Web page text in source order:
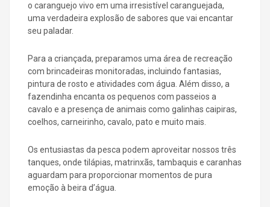
o caranguejo vivo em uma irresistível caranguejada,
uma verdadeira explosão de sabores que vai encantar
seu paladar.
Para a criançada, preparamos uma área de recreação
com brincadeiras monitoradas, incluindo fantasias,
pintura de rosto e atividades com água. Além disso, a
fazendinha encanta os pequenos com passeios a
cavalo e a presença de animais como galinhas caipiras,
coelhos, carneirinho, cavalo, pato e muito mais.
Os entusiastas da pesca podem aproveitar nossos três
tanques, onde tilápias, matrinxãs, tambaquis e caranhas
aguardam para proporcionar momentos de pura
emoção à beira d’água.